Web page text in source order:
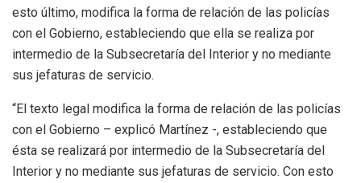
esto último, modifica la forma de relación de las policías
con el Gobierno, estableciendo que ella se realiza por
intermedio de la Subsecretaría del Interior y no mediante
sus jefaturas de servicio.
“El texto legal modifica la forma de relación de las policías
con el Gobierno – explicó Martínez -, estableciendo que
ésta se realizará por intermedio de la Subsecretaría del
Interior y no mediante sus jefaturas de servicio. Con esto